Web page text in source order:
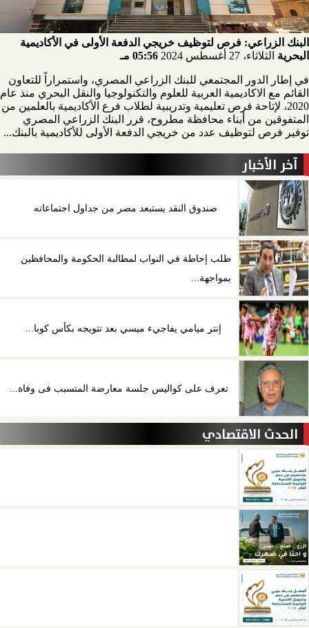
البنك الزراعي: فرص لتوظيف خريجي الدفعة الأولى في الأكاديمية
البحرية الثلاثاء، 27 أغسطس 2024 05:56 مـ
في إطار الدور المجتمعي للبنك الزراعي المصري، واستمراراً للتعاون
القائم مع الاكاديمية العربية للعلوم والتكنولوجيا والنقل البحري منذ عام
2020، لإتاحة فرص تعليمية وتدريبية لطلاب فرع الأكاديمية بالعلمين من
المتفوقين من أبناء محافظة مطروح، قرر البنك الزراعي المصري
توفير فرص لتوظيف عدد من خريجي الدفعة الأولى للأكاديمية بالبنك...
آخر الأخبار
صندوق النقد يستبعد مصر من جداول اجتماعاته
طلب إحاطة في النواب لمطالبة الحكومة والمحافظين
بمواجهة...
إنتر ميامي يفاجيء ميسي بعد تتويجه بكأس كوبا...
تعرف على كواليس جلسة معارضة المتسبب فى وفاة...
الحدث الاقتصادي